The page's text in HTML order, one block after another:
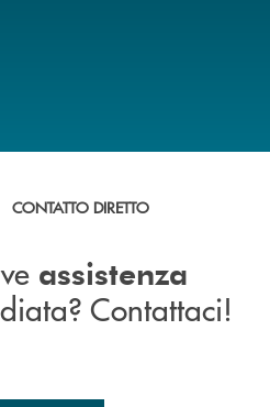
immediata? Contattaci!
CONTATTO DIRETTO
assistenza
Contattaci!